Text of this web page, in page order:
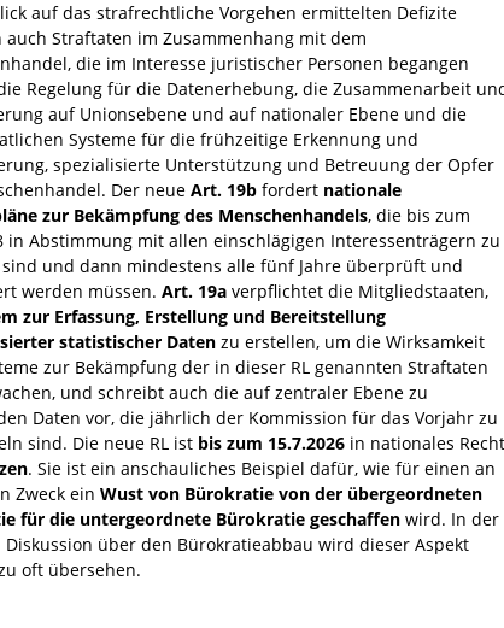
auf das strafrechtliche Vorgehen ermittelten Defizite
auch Straftaten im Zusammenhang mit dem
die im Interesse juristischer Personen begangen
Regelung für die Datenerhebung, die Zusammenarbeit
auf Unionsebene und auf nationaler Ebene und die
Systeme für die frühzeitige Erkennung und
spezialisierte Unterstützung und Betreuung der Opfer
Der neue Art. 19b fordert nationale
zur Bekämpfung des Menschenhandels, die bis zum
in Abstimmung mit allen einschlägigen Interessenträgern zu
und dann mindestens alle fünf Jahre überprüft und
werden müssen. Art. 19a verpflichtet die Mitgliedstaaten,
zur Erfassung, Erstellung und Bereitstellung
statistischer Daten zu erstellen, um die Wirksamkeit
zur Bekämpfung der in dieser RL genannten Straftaten
und schreibt auch die auf zentraler Ebene zu
Daten vor, die jährlich der Kommission für das Vorjahr zu
sind. Die neue RL ist bis zum 15.7.2026 in nationales Recht
. Sie ist ein anschauliches Beispiel dafür, wie für einen an
Zweck ein Wust von Bürokratie von der übergeordneten
für die untergeordnete Bürokratie geschaffen wird. In der
Diskussion über den Bürokratieabbau wird dieser Aspekt
oft übersehen.